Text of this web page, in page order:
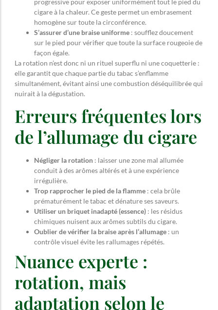
cigare à la chaleur. Ce geste permet un embrasement
homogène sur toute la circonférence.
S’assurer d’une braise uniforme : soufflez doucement
sur le pied pour vérifier que toute la surface rougeoie de
façon égale.
La rotation n’est donc ni un rituel superflu ni une coquetterie :
elle garantit que chaque partie du tabac s’enflamme
simultanément, évitant ainsi une combustion déséquilibrée qui
nuirait à la dégustation.
Erreurs fréquentes lors
de l’allumage du cigare
Négliger la rotation : laisser une zone mal allumée
conduit à des arômes altérés et à une expérience
irrégulière.
Trop rapprocher le pied de la flamme : cela brûle
prématurément le tabac et dénature ses saveurs.
Utiliser un briquet inadapté (essence) : les résidus
chimiques nuisent aux arômes subtils du cigare.
Oublier de vérifier la braise après l’allumage : un
contrôle visuel évite les rallumages répétés.
Nuance experte :
rotation, mais
adaptation selon le